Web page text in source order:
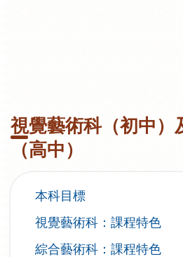
視覺藝術科（初中）
（高中）
本科目標
視覺藝術科：課程特色
綜合藝術科：課程特色